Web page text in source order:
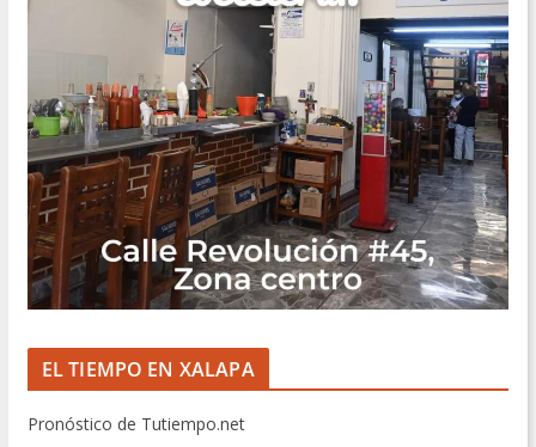
EL TIEMPO EN XALAPA
Pronóstico de Tutiempo.net